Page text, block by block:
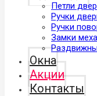
Петли
Ручки
Ручки
Замки
Окна
Акции
Контакты